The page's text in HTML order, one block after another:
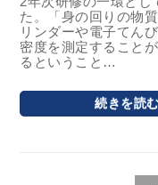
た。「身の回りの物
リンダーや電子てん
密度を測定すること
るということ…
続きを読む